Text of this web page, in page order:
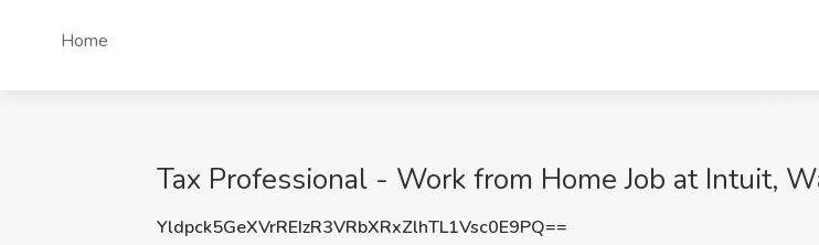
Home
Tax Professional - Work from Home Job at Intuit,
Yldpck5GeXVrREIzR3VRbXRxZlhTL1Vsc0E9PQ==